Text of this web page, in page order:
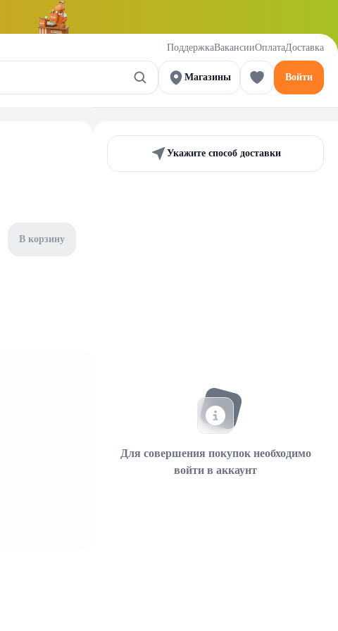
ПоддержкаВакансииОплатаДоставка
Магазины Войти
В корзину
Укажите способ доставки
Для совершения покупок необходимо
войти в аккаунт